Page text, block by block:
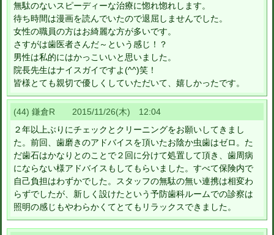
無駄のないスピーディーな治療に惚れ惚れします。
待ち時間は漫画を読んでいたので退屈しませんでした。
女性の職員の方はお綺麗な方が多いです。
さすがは歯医者さんだ～という感じ！？
男性は私的にはかっこいいと思いました。
院長先生はナイスガイですよ(^^)笑！
皆様とても親切で優しくしていただいて、嬉しかったです。
(44) 鎌倉R 2015/11/26(木) 12:04
２年以上ぶりにチェックとクリーニングをお願いしてきまし
た。前回、歯磨きのアドバイスを頂いたお陰か虫歯はゼロ。た
だ歯石はかなりとのことで２回に分けて処置して頂き、歯周病
にならない様アドバイスもしてもらいました。すべて保険内で
自己負担はわずかでした。スタッフの無駄の無い連携は相変わ
らずでしたが、新しく設けたという予防歯科ルームでの診察は
照明の感じもやわらかくてとてもリラックスできました。